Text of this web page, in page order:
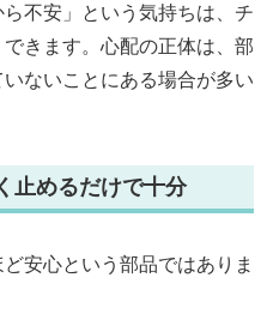
不安」という気持ちは、チ
きます。心配の正体は、部
ないことにある場合が多い
止めるだけで十分
安心という部品ではありま